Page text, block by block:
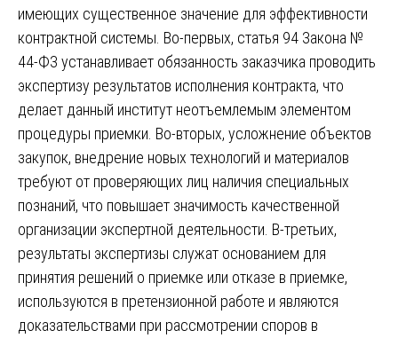
имеющих существенное значение для эффективности
контрактной системы. Во-первых, статья 94 Закона №
44-ФЗ устанавливает обязанность заказчика проводить
экспертизу результатов исполнения контракта, что
делает данный институт неотъемлемым элементом
процедуры приемки. Во-вторых, усложнение объектов
закупок, внедрение новых технологий и материалов
требуют от проверяющих лиц наличия специальных
познаний, что повышает значимость качественной
организации экспертной деятельности. В-третьих,
результаты экспертизы служат основанием для
принятия решений о приемке или отказе в приемке,
используются в претензионной работе и являются
доказательствами при рассмотрении споров в